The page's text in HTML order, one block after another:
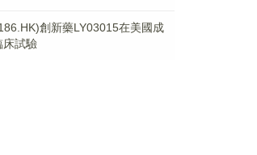
創新藥LY03015在美國成
床試驗